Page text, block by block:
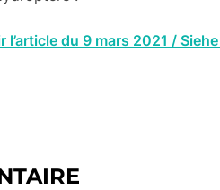
l’article du 9 mars 2021 /